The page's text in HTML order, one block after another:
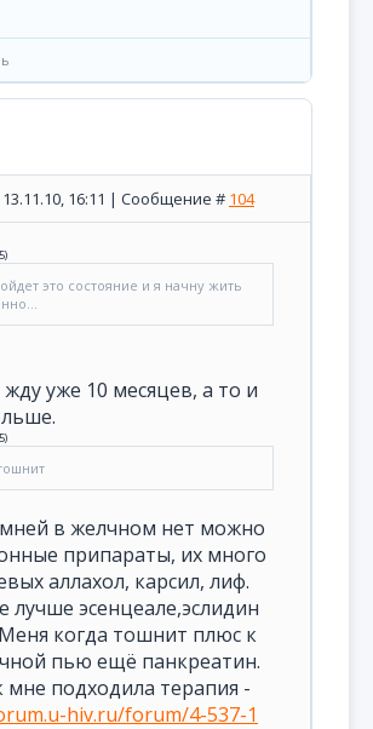
16:11 | Сообщение # 104
)
это состояние и я начну жить
жду уже 10 месяцев, а то и
)
в желчном нет можно
припараты, их много
аллахол, карсил, лиф.
лучше эсенцеале,эслидин
когда тошнит плюс к
пью ещё панкреатин.
мне подходила терапия -
hiv.ru/forum/4-537-1